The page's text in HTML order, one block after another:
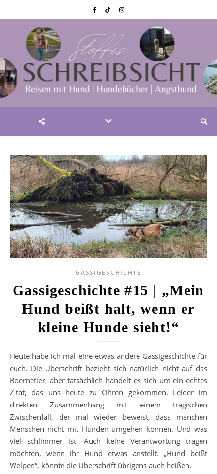
GASSIGESCHICHTE
Gassigeschichte #15 | „Mein
Hund beißt halt, wenn er
kleine Hunde sieht!“
Heute habe ich mal eine etwas andere Gassigeschichte für
euch. Die Überschrift bezieht sich natürlich nicht auf das
Boernetier, aber tatsächlich handelt es sich um ein echtes
Zitat, das uns heute zu Ohren gekommen. Leider im
direkten Zusammenhang mit einem tragischen
Zwischenfall, der mal wieder beweist, dass manchen
Menschen nicht mit Hunden umgehen können. Und was
viel schlimmer ist: Auch keine Verantwortung tragen
möchten, wenn ihr Hund etwas anstellt. „Hund beißt
Welpen“, könnte die Überschrift übrigens auch heißen.